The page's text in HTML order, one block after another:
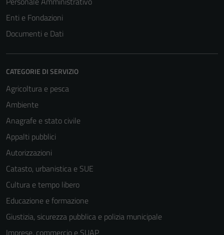
Enti e Fondazioni
Documenti e Dati
CATEGORIE DI SERVIZIO
Agricoltura e pesca
Ambiente
Anagrafe e stato civile
Appalti pubblici
Autorizzazioni
Catasto, urbanistica e SUE
Cultura e tempo libero
Educazione e formazione
Giustizia, sicurezza pubblica e polizia municipale